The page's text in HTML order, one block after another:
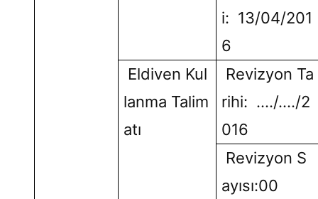
i: 13/04/201
6
Eldiven Kul
lanma Talim
atı
Revizyon Ta
rihi: …./…./2
016
Revizyon S
ayısı:00